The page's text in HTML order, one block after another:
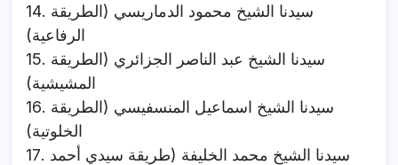
14. سيدنا الشيخ محمود الدماريسي (الطريقة
الرفاعية)
15. سيدنا الشيخ عبد الناصر الجزائري (الطريقة
المشيشية)
16. سيدنا الشيخ اسماعيل المنسفيسي (الطريقة
الخلوتية)
17. سيدنا الشيخ محمد الخليفة (طريقة سيدي أحمد